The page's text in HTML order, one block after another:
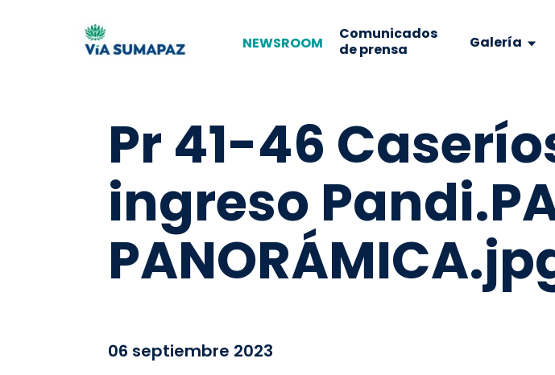
NEWSROOM
Comunicados
de prensa
Galería
Pr 41-46
ingreso
06 septiembre 2023